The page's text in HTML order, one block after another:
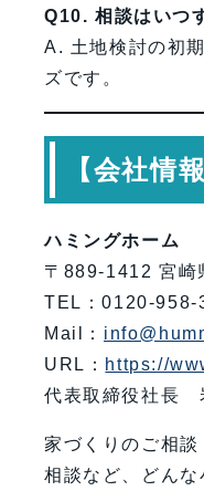
Q10. 相談はいつ
A. 土地検討の初
ズです。
【会社情
ハミングホーム
〒889-1412 宮崎
TEL：0120-
Mail：
URL： https://
代表取締役社長
家づくりのご相
相談など、どん